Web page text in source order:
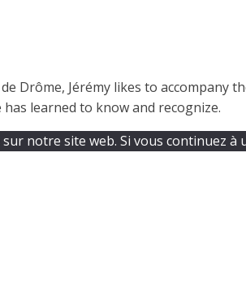
Drôme, Jérémy likes to
learned to know and recognize.
notre site web. Si vous continuez